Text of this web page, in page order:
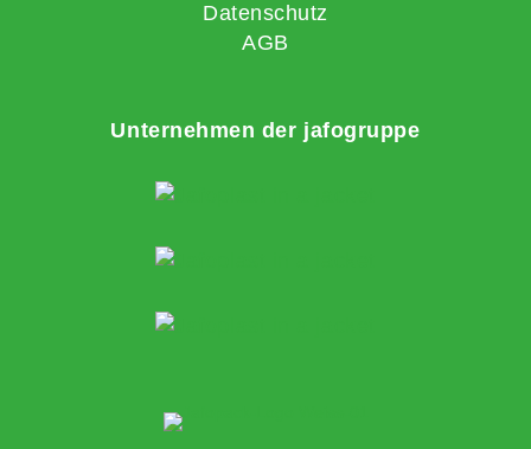
Datenschutz
AGB
Unternehmen der jafogruppe